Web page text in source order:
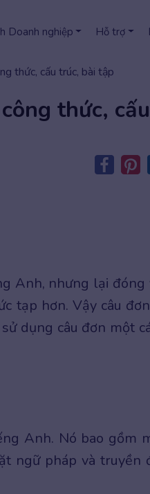
Doanh nghiệp Hỗ trợ
thức, cấu trúc, bài tập
thức, cấu
Anh, nhưng lại đóng
tạp hơn. Vậy câu
dụng câu đơn một
Anh. Nó bao gồm
ngữ pháp và truyền